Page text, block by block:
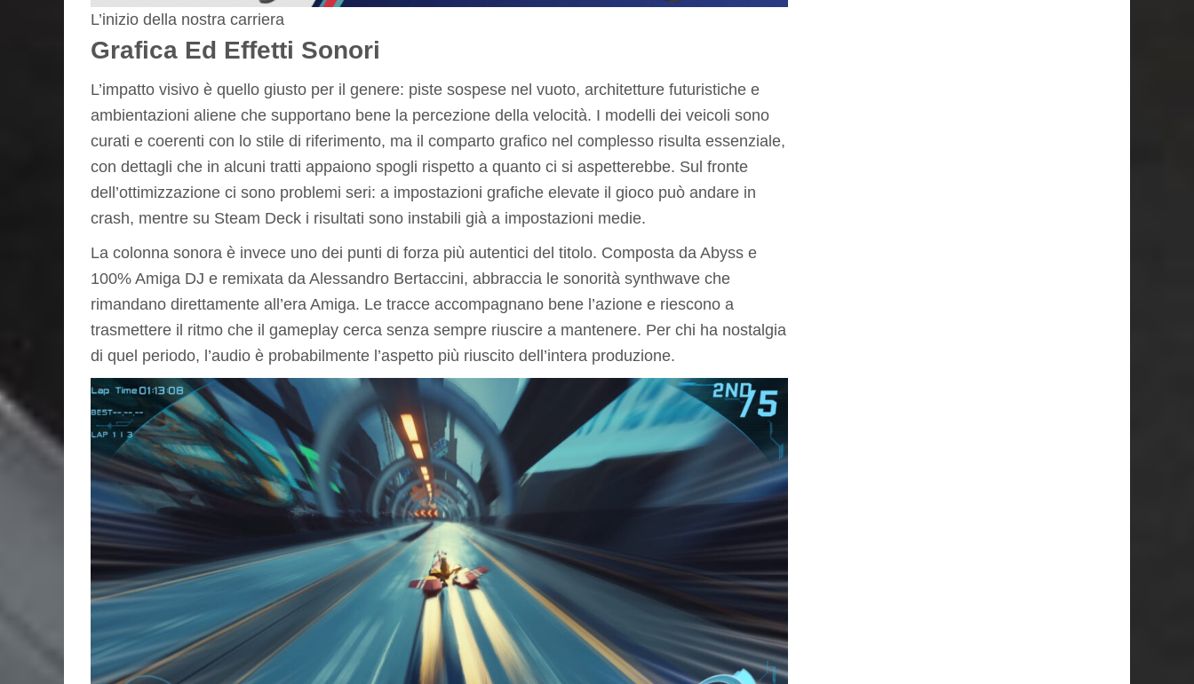
L’inizio della nostra carriera
Grafica Ed Effetti Sonori
L’impatto visivo è quello giusto per il genere: piste sospese nel vuoto, architetture futuristiche e
ambientazioni aliene che supportano bene la percezione della velocità. I modelli dei veicoli sono
curati e coerenti con lo stile di riferimento, ma il comparto grafico nel complesso risulta essenziale,
con dettagli che in alcuni tratti appaiono spogli rispetto a quanto ci si aspetterebbe. Sul fronte
dell’ottimizzazione ci sono problemi seri: a impostazioni grafiche elevate il gioco può andare in
crash, mentre su Steam Deck i risultati sono instabili già a impostazioni medie.
La colonna sonora è invece uno dei punti di forza più autentici del titolo. Composta da Abyss e
100% Amiga DJ e remixata da Alessandro Bertaccini, abbraccia le sonorità synthwave che
rimandano direttamente all’era Amiga. Le tracce accompagnano bene l’azione e riescono a
trasmettere il ritmo che il gameplay cerca senza sempre riuscire a mantenere. Per chi ha nostalgia
di quel periodo, l’audio è probabilmente l’aspetto più riuscito dell’intera produzione.